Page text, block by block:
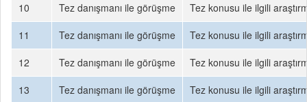
10
Tez danışmanı ile görüşme
Tez konusu ile ilgili
11
Tez danışmanı ile görüşme
Tez konusu ile ilgili
12
Tez danışmanı ile görüşme
Tez konusu ile ilgili
13
Tez danışmanı ile görüşme
Tez konusu ile ilgili